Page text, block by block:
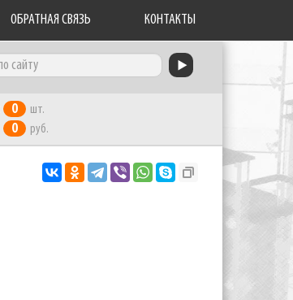
ОБРАТНАЯ СВЯЗЬ КОНТАКТЫ
0 шт.
0 руб.